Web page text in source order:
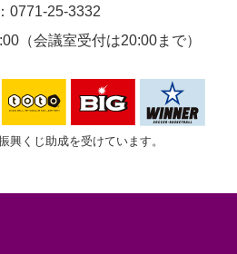
0771-25-3332
（会議室受付は20:00まで）
興くじ助成を受けています。